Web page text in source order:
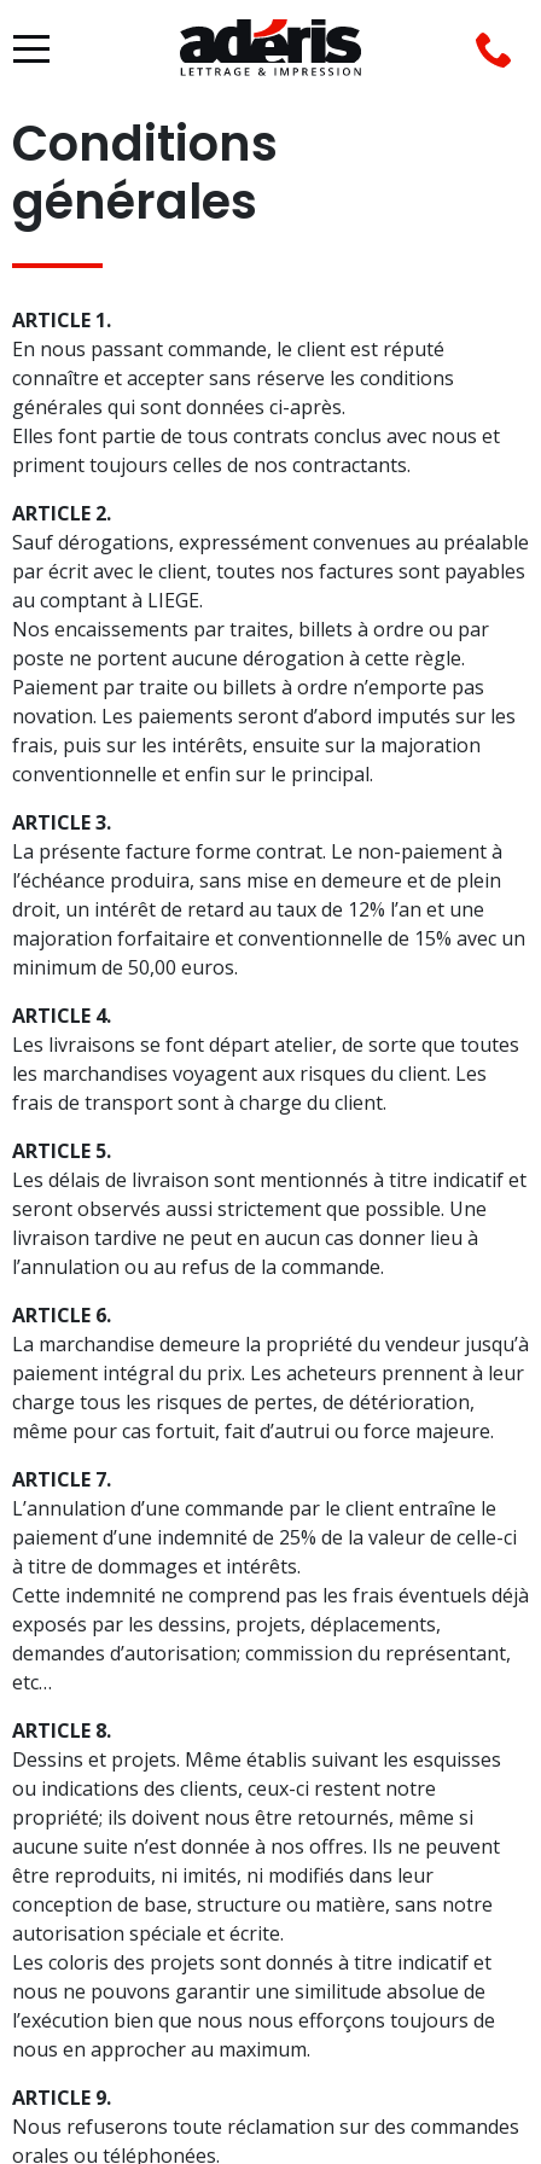
ACCESSOIRES
Conditions
générales
ARTICLE 1.
En nous passant commande, le client est réputé
connaître et accepter sans réserve les conditions
générales qui sont données ci-après.
Elles font partie de tous contrats conclus avec nous et
priment toujours celles de nos contractants.
ARTICLE 2.
Sauf dérogations, expressément convenues au préalable
par écrit avec le client, toutes nos factures sont payables
au comptant à LIEGE.
Nos encaissements par traites, billets à ordre ou par
poste ne portent aucune dérogation à cette règle.
Paiement par traite ou billets à ordre n’emporte pas
novation. Les paiements seront d’abord imputés sur les
frais, puis sur les intérêts, ensuite sur la majoration
conventionnelle et enfin sur le principal.
ARTICLE 3.
La présente facture forme contrat. Le non-paiement à
l’échéance produira, sans mise en demeure et de plein
droit, un intérêt de retard au taux de 12% l’an et une
majoration forfaitaire et conventionnelle de 15% avec un
minimum de 50,00 euros.
ARTICLE 4.
Les livraisons se font départ atelier, de sorte que toutes
les marchandises voyagent aux risques du client. Les
frais de transport sont à charge du client.
ARTICLE 5.
Les délais de livraison sont mentionnés à titre indicatif et
seront observés aussi strictement que possible. Une
livraison tardive ne peut en aucun cas donner lieu à
l’annulation ou au refus de la commande.
ARTICLE 6.
La marchandise demeure la propriété du vendeur jusqu’à
paiement intégral du prix. Les acheteurs prennent à leur
charge tous les risques de pertes, de détérioration,
même pour cas fortuit, fait d’autrui ou force majeure.
ARTICLE 7.
L’annulation d’une commande par le client entraîne le
paiement d’une indemnité de 25% de la valeur de celle-ci
à titre de dommages et intérêts.
Cette indemnité ne comprend pas les frais éventuels déjà
exposés par les dessins, projets, déplacements,
demandes d’autorisation; commission du représentant,
etc…
ARTICLE 8.
Dessins et projets. Même établis suivant les esquisses
ou indications des clients, ceux-ci restent notre
propriété; ils doivent nous être retournés, même si
aucune suite n’est donnée à nos offres. Ils ne peuvent
être reproduits, ni imités, ni modifiés dans leur
conception de base, structure ou matière, sans notre
autorisation spéciale et écrite.
Les coloris des projets sont donnés à titre indicatif et
nous ne pouvons garantir une similitude absolue de
l’exécution bien que nous nous efforçons toujours de
nous en approcher au maximum.
ARTICLE 9.
Nous refuserons toute réclamation sur des commandes
orales ou téléphonées.